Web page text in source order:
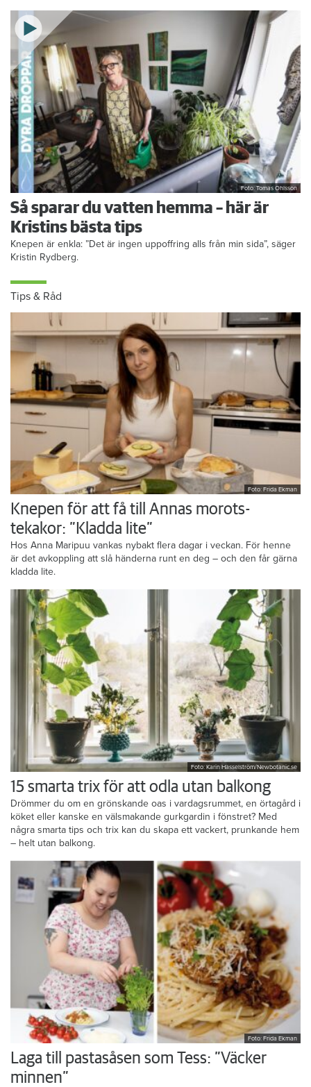
Foto: Tomas Ohlsson
Så sparar du vatten hemma – här är
Kristins bästa tips
Knepen är enkla: ”Det är ingen uppoffring alls från min sida”, säger
Kristin Rydberg.
Tips & Råd
Foto: Frida Ekman
Knepen för att få till Annas morots-
tekakor: ”Kladda lite”
Hos Anna Maripuu vankas nybakt flera dagar i veckan. För henne
är det avkoppling att slå händerna runt en deg – och den får gärna
kladda lite.
Foto: Karin Hasselström/Newbotanic.se
15 smarta trix för att odla utan balkong
Drömmer du om en grönskande oas i vardagsrummet, en örtagård i
köket eller kanske en välsmakande gurkgardin i fönstret? Med
några smarta tips och trix kan du skapa ett vackert, prunkande hem
– helt utan balkong.
Foto: Frida Ekman
Laga till pastasåsen som Tess: ”Väcker
minnen”